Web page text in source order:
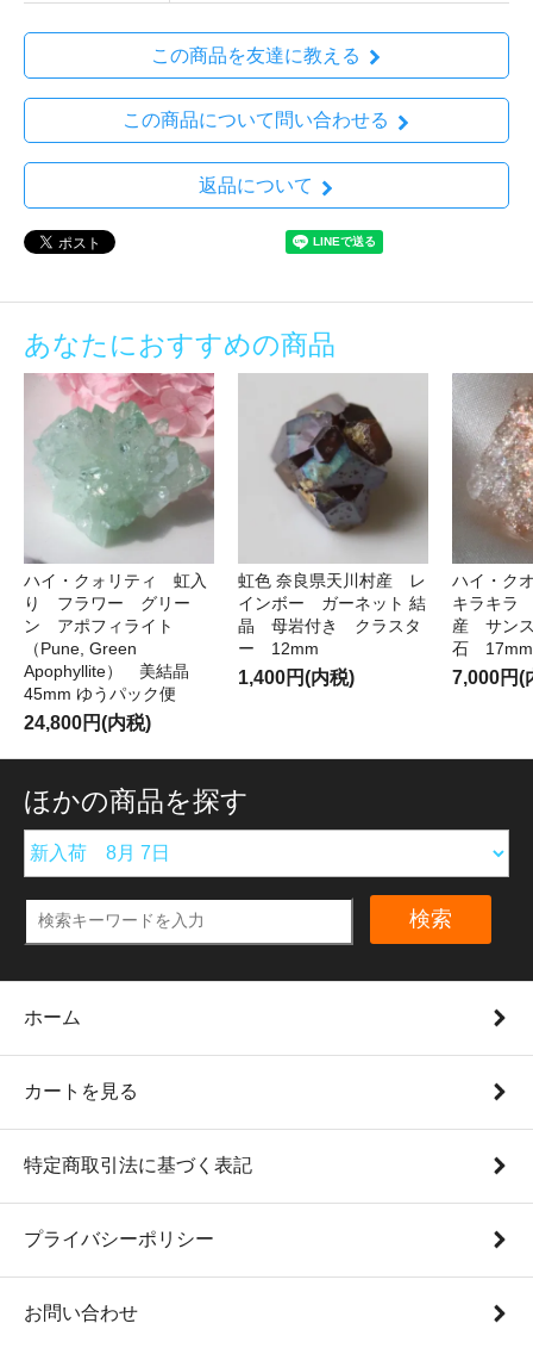
この商品を友達に教える
この商品について問い合わせる
返品について
あなたにおすすめの商品
ハイ・クォリティ 虹入
り フラワー グリー
ン アポフィライト
（Pune, Green
Apophyllite） 美結晶
45mm ゆうパック便
24,800円(内税)
虹色 奈良県天川村産 レ
インボー ガーネット 結
晶 母岩付き クラスタ
ー 12mm
1,400円(内税)
ハイ・
キラキラ
産 サン
石 17mm
7,000円(
ほかの商品を探す
検索
ホーム
カートを見る
特定商取引法に基づく表記
プライバシーポリシー
お問い合わせ